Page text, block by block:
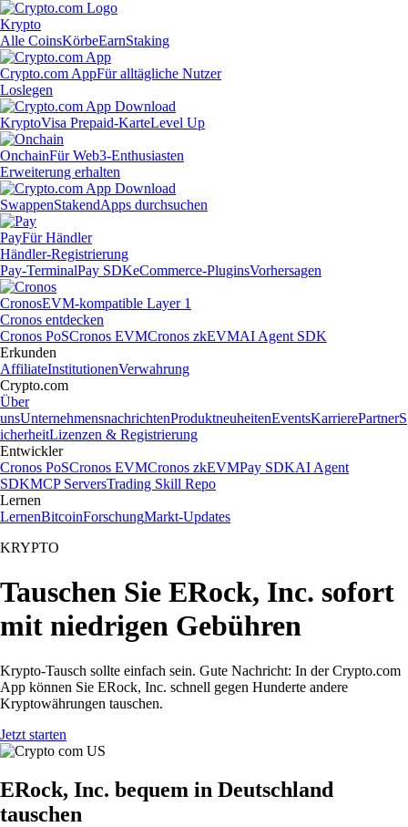
Krypto
Alle CoinsKörbeEarnStaking
Crypto.com AppFür alltägliche Nutzer
Loslegen
KryptoVisa Prepaid-KarteLevel Up
OnchainFür Web3-Enthusiasten
Erweiterung erhalten
SwappenStakendApps durchsuchen
PayFür Händler
Händler-Registrierung
Pay-TerminalPay SDKeCommerce-PluginsVorhersagen
CronosEVM-kompatible Layer 1
Cronos entdecken
Cronos PoSCronos EVMCronos zkEVMAI Agent SDK
Erkunden
AffiliateInstitutionenVerwahrung
Crypto.com
Über
unsUnternehmensnachrichtenProduktneuheitenEventsKarrierePartnerS
icherheitLizenzen & Registrierung
Entwickler
Cronos PoSCronos EVMCronos zkEVMPay SDKAI Agent
SDKMCP ServersTrading Skill Repo
Lernen
LernenBitcoinForschungMarkt-Updates
KRYPTO
Tauschen Sie ERock, Inc. sofort
mit niedrigen Gebühren
Krypto-Tausch sollte einfach sein. Gute Nachricht: In der Crypto.com
App können Sie ERock, Inc. schnell gegen Hunderte andere
Kryptowährungen tauschen.
Jetzt starten
ERock, Inc. bequem in Deutschland
tauschen